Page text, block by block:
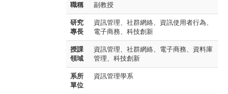
職稱 副教授
研究
專長
資訊管理、社群網絡、資訊使用者行為、
電子商務、科技創新
授課
領域
資訊管理、社群網絡、電子商務、資料庫
管理、科技創新
系所
單位
資訊管理學系